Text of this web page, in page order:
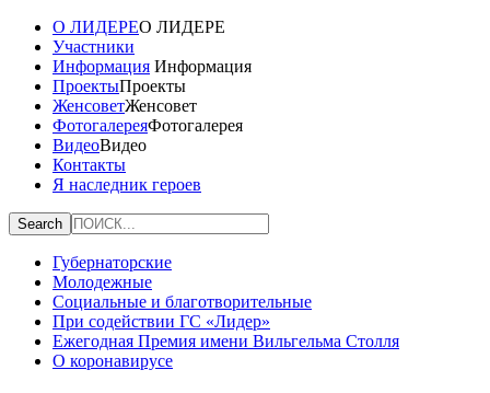
О ЛИДЕРЕО ЛИДЕРЕ
Участники
Информация Информация
ПроектыПроекты
ЖенсоветЖенсовет
ФотогалереяФотогалерея
ВидеоВидео
Контакты
Я наследник героев
Губернаторские
Молодежные
Социальные и благотворительные
При содействии ГС «Лидер»
Ежегодная Премия имени Вильгельма Столля
О коронавирусе